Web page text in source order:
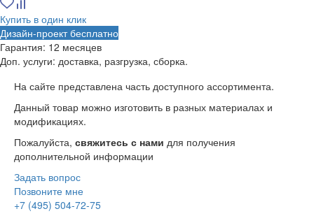
Купить в один клик
Дизайн-проект бесплатно
Гарантия: 12 месяцев
Доп. услуги: доставка, разгрузка, сборка.
На сайте представлена часть доступного ассортимента.
Данный товар можно изготовить в разных материалах и
модификациях.
Пожалуйста, свяжитесь с нами для получения
дополнительной информации
Задать вопрос
Позвоните мне
+7 (495) 504-72-75